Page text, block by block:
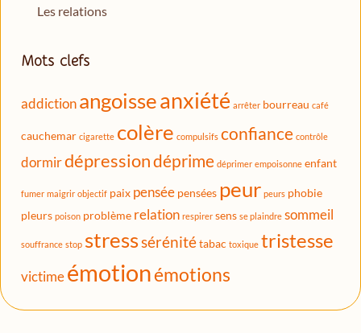
Les relations
Mots clefs
addictionangoisseanxiété arrêter bourreau café
cauchemar cigarette colère compulsifs confiance contrôle
dormirdépressiondéprime déprimer empoisonne enfant
fumer maigrir objectif paix pensée pensées peur peurs phobie
pleurs poison problème relation respirer sens se plaindre sommeil
souffrance stop stresssérénitétabac toxique tristesse
victimeémotionémotions